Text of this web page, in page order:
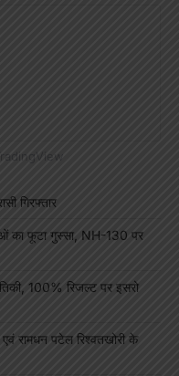
गिरफ्तार
का फूटा गुस्सा, NH-130 पर
100% रिजल्ट पर इसरो
एवं रामधन पटेल रिश्वतखोरी के